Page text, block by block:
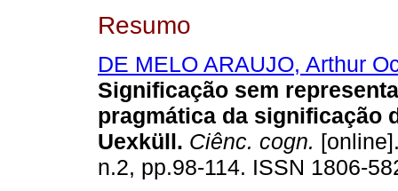
Resumo
DE MELO ARAUJO, Arthur
Significação sem
pragmática da significação
Uexküll. Ciênc. cogn.
n.2, pp.98-114. ISSN 1806-